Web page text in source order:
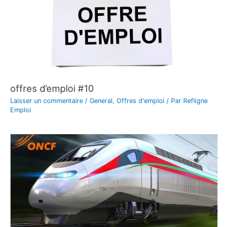
offres d’emploi #10
Laisser un commentaire / General, Offres d'emploi / Par Refligne
Emploi